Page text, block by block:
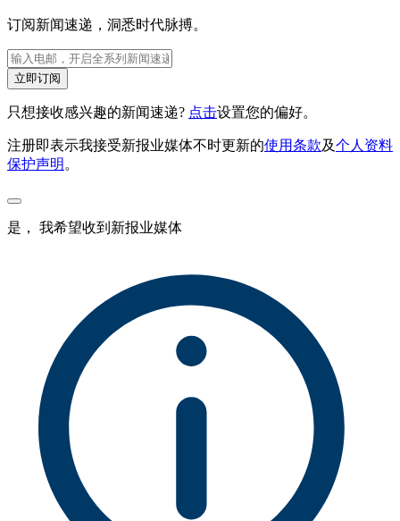
订阅新闻速递，洞悉时代脉搏。
立即订阅
只想接收感兴趣的新闻速递? 点击设置您的偏好。
注册即表示我接受新报业媒体不时更新的使用条款及个人资料
保护声明 。
是， 我希望收到新报业媒体